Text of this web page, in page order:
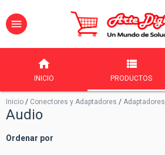
INICIO PRODUCTOS
Inicio / Conectores y Adaptadores / Adaptadores
Audio
Ordenar por